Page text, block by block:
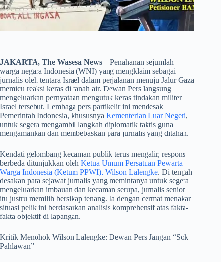
JAKARTA, The Wasesa News – Penahanan sejumlah
warga negara Indonesia (WNI) yang mengklaim sebagai
jurnalis oleh tentara Israel dalam perjalanan menuju Jalur Gaza
memicu reaksi keras di tanah air. Dewan Pers langsung
mengeluarkan pernyataan mengutuk keras tindakan militer
Israel tersebut. Lembaga pers partikelir ini mendesak
Pemerintah Indonesia, khususnya Kementerian Luar Negeri,
untuk segera mengambil langkah diplomatik taktis guna
mengamankan dan membebaskan para jurnalis yang ditahan.
​Kendati gelombang kecaman publik terus mengalir, respons
berbeda ditunjukkan oleh Ketua Umum Persatuan Pewarta
Warga Indonesia (Ketum PPWI), Wilson Lalengke. Di tengah
desakan para sejawat jurnalis yang memintanya untuk segera
mengeluarkan imbauan dan kecaman serupa, jurnalis senior
itu justru memilih bersikap tenang. Ia dengan cermat menakar
situasi pelik ini berdasarkan analisis komprehensif atas fakta-
fakta objektif di lapangan.
​Kritik Menohok Wilson Lalengke: Dewan Pers Jangan “Sok
Pahlawan”